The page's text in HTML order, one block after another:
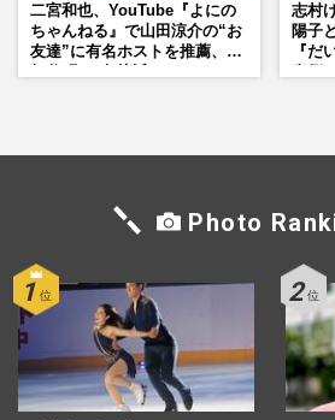
二宮和也、YouTube『よにの
ちゃんねる』で山田涼介の“お
友達”に有名ホストを推薦、歌
志村
陽子
『だ
Photo